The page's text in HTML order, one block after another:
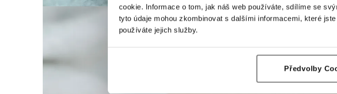
cookie. Informace o tom, jak náš web používáte, sdílíme se
tyto údaje mohou zkombinovat s dalšími informacemi, které
používáte jejich služby.
Předvolby